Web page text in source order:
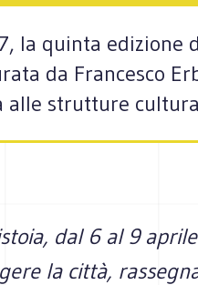
la quinta edizione
da Francesco
alle strutture
dal 6 al 9
la città,